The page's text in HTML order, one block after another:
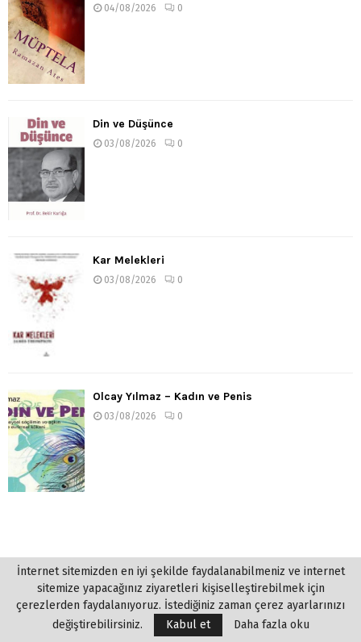
04/08/2026 0
Din ve Düşünce
03/08/2026 0
Kar Melekleri
03/08/2026 0
Olcay Yılmaz – Kadın ve Penis
03/08/2026 0
İnternet sitemizden en iyi şekilde faydalanabilmeniz ve internet
sitemize yapacağınız ziyaretleri kişiselleştirebilmek için
çerezlerden faydalanıyoruz. İstediğiniz zaman çerez ayarlarınızı
değiştirebilirsiniz.
Kabul et Daha fazla oku